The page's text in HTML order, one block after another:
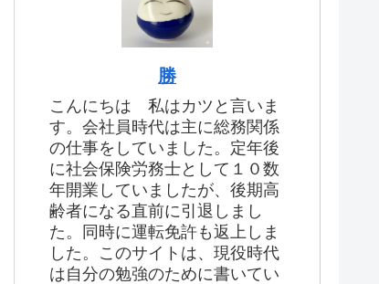
勝
こんにちは 私はカツと言いま
す。会社員時代は主に総務関係
の仕事をしていました。定年後
に社会保険労務士として１０数
年開業していましたが、後期高
齢者になる直前に引退しまし
た。同時に運転免許も返上しま
した。このサイトは、現役時代
は自分の勉強のために書いてい